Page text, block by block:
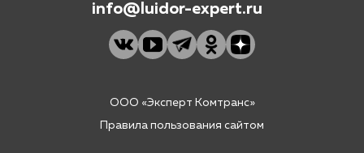
info@luidor-expert.ru
ООО «Эксперт Комтранс»
Правила пользования сайтом